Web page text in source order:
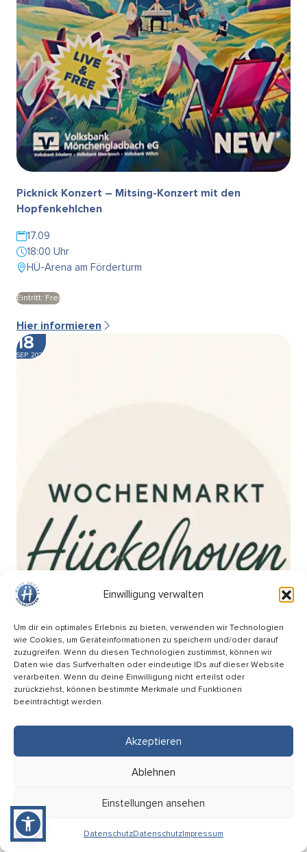
Einwilligung verwalten
Um dir ein optimales Erlebnis zu bieten, verwenden wir Technologien
wie Cookies, um Geräteinformationen zu speichern und/oder darauf
zuzugreifen. Wenn du diesen Technologien zustimmst, können wir
Daten wie das Surfverhalten oder eindeutige IDs auf dieser Website
verarbeiten. Wenn du deine Einwilligung nicht erteilst oder
zurückziehst, können bestimmte Merkmale und Funktionen
beeinträchtigt werden.
Akzeptieren
Ablehnen
Einstellungen ansehen
DatenschutzDatenschutzImpressum
Picknick Konzert – Mitsing-Konzert mit den
Hopfenkehlchen
17.09
18:00 Uhr
HÜ-Arena am Förderturm
Eintritt: Frei
Hier informieren
18
SEP. 2026
Wochenmarkt am Breteuilplatz
08:00 Uhr
Hückelhoven (Breteuilplatz)